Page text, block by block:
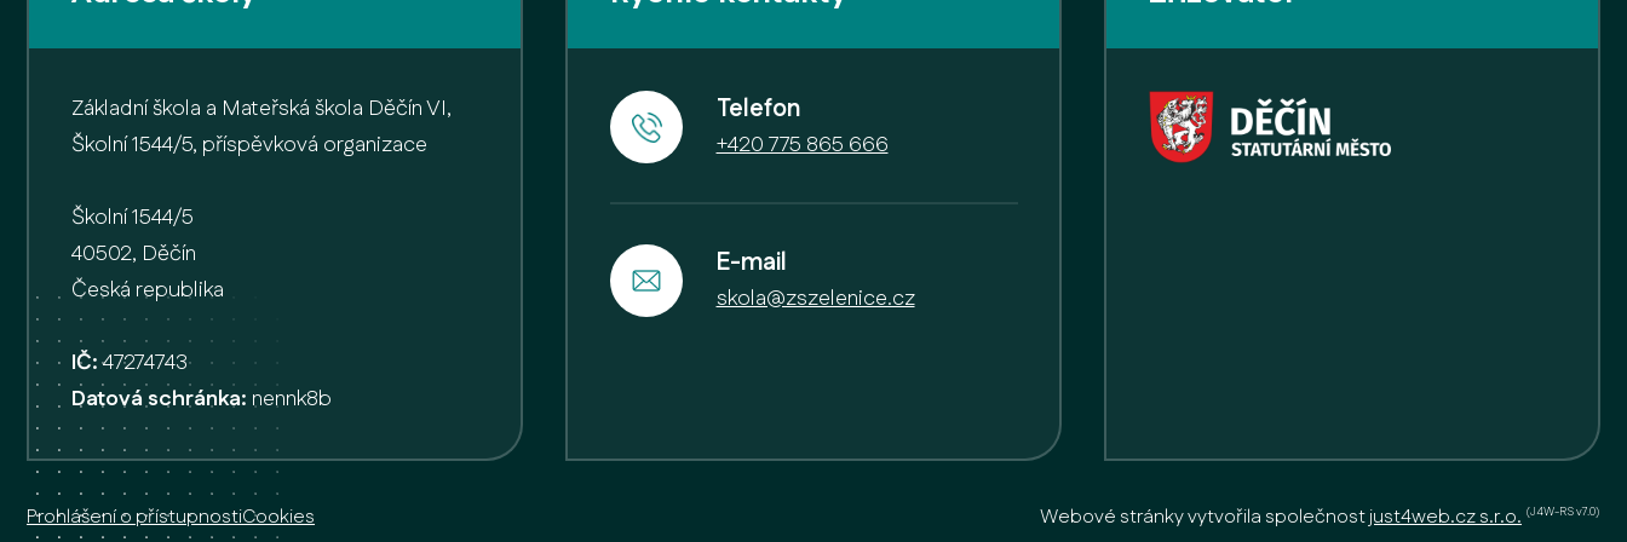
Základní škola a Mateřská škola Děčín VI,
Školní 1544/5, příspěvková organizace
Školní 1544/5
40502, Děčín
Česká republika
IČ:47274743
Datová schránka: nennk8b
Telefon
+420 775 865 666
E-mail
skola@zszelenice.cz
Prohlášení o přístupnostiCookies Webové stránky vytvořila společnostjust4web.cz s.r.o. (J4W-RS v7.0)